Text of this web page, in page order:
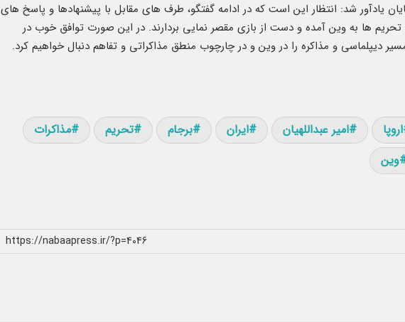
پایان یادآور شد: انتظار این است که در ادامه گفتگو، طرف های مقابل با پیشنهادها و پاسخ های
ها به وین آمده و دست از بازی مقصر نمایی بردارند. در این صورت توافق خوب در
دیپلماسی و مذاکره را در وین و در چارچوب منطق مذاکراتی و تفاهم دنبال خواهیم کرد.
اروپا امیر عبداللهیان ایران برجام تحریم
مذاکرات
وین